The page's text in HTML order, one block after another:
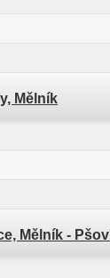
Mělník
Mělník -